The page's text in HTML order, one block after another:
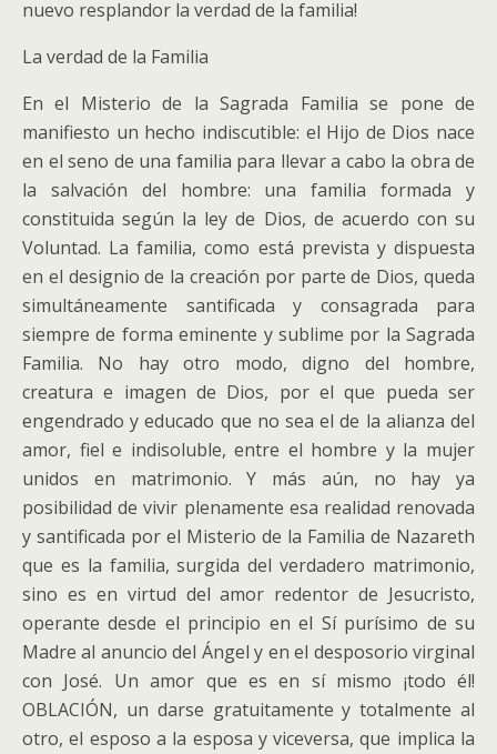
nuevo resplandor la verdad de la familia!
La verdad de la Familia
En el Misterio de la Sagrada Familia se pone de
manifiesto un hecho indiscutible: el Hijo de Dios nace
en el seno de una familia para llevar a cabo la obra de
la salvación del hombre: una familia formada y
constituida según la ley de Dios, de acuerdo con su
Voluntad. La familia, como está prevista y dispuesta
en el designio de la creación por parte de Dios, queda
simultáneamente santificada y consagrada para
siempre de forma eminente y sublime por la Sagrada
Familia. No hay otro modo, digno del hombre,
creatura e imagen de Dios, por el que pueda ser
engendrado y educado que no sea el de la alianza del
amor, fiel e indisoluble, entre el hombre y la mujer
unidos en matrimonio. Y más aún, no hay ya
posibilidad de vivir plenamente esa realidad renovada
y santificada por el Misterio de la Familia de Nazareth
que es la familia, surgida del verdadero matrimonio,
sino es en virtud del amor redentor de Jesucristo,
operante desde el principio en el Sí purísimo de su
Madre al anuncio del Ángel y en el desposorio virginal
con José. Un amor que es en sí mismo ¡todo él!
OBLACIÓN, un darse gratuitamente y totalmente al
otro, el esposo a la esposa y viceversa, que implica la